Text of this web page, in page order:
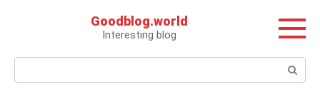
Goodblog.world
Interesting blog
Поиск: